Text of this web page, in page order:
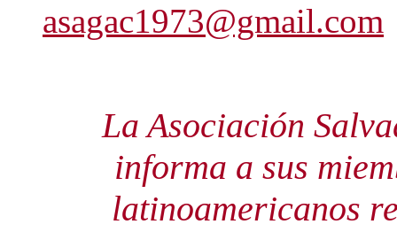
asagac1973@gmail.com
La Asociación
informa a sus
latinoamericanos